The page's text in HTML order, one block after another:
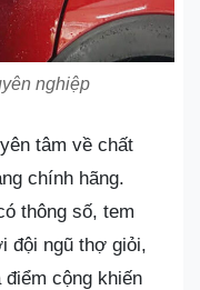
nghiệp
tâm về chất
chính hãng.
thông số, tem
đội ngũ thợ giỏi,
cộng khiến